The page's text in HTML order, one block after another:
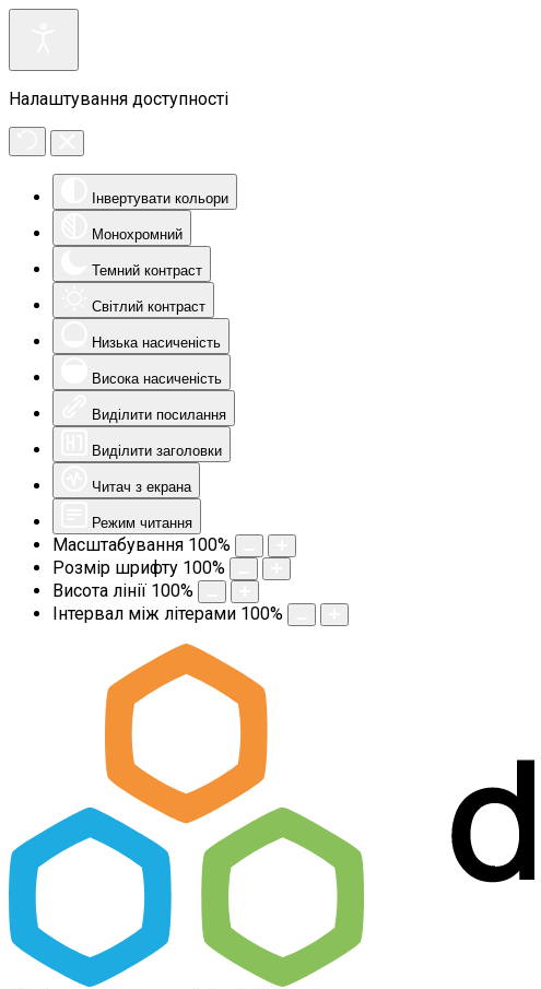
Налаштування доступності
Інвертувати кольори
Монохромний
Темний контраст
Світлий контраст
Низька насиченість
Висока насиченість
Виділити посилання
Виділити заголовки
Читач з екрана
Режим читання
Масштабування 100%
Розмір шрифту 100%
Висота лінії 100%
Інтервал між літерами 100%